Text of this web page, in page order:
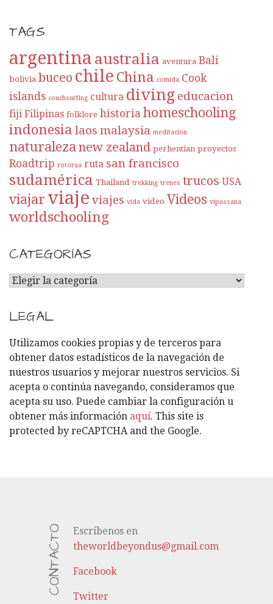
TAGS
argentina australia aventura Bali
bolivia buceo chile China comida Cook
islands couchsurfing cultura diving educacion
fiji Filipinas folklore historia homeschooling
indonesia laos malaysia meditación
naturalezanew zealand perhentian proyectos
Roadtrip rotorua ruta san francisco
sudamérica Thailand trekking trenes trucos USA
viajar viaje viajes vida video Videos vipassana
worldschooling
CATEGORÍAS
C
T
E
G
O
R
Í
A
S
LEGAL
Utilizamos cookies propias y de terceros para
obtener datos estadísticos de la navegación de
nuestros usuarios y mejorar nuestros servicios. Si
acepta o continúa navegando, consideramos que
acepta su uso. Puede cambiar la configuración u
obtener más información aquí. This site is
protected by reCAPTCHA and the Google.
CONTACTO
Escríbenos en
theworldbeyondus@gmail.com
Facebook
Twitter